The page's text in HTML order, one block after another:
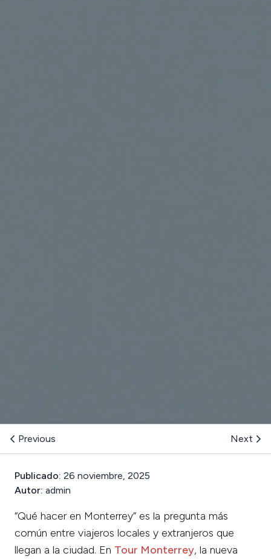
Previous Next
Publicado: 26 noviembre, 2025
Autor: admin
“Qué hacer en Monterrey” es la pregunta más
común entre viajeros locales y extranjeros que
llegan a la ciudad. En Tour Monterrey, la nueva